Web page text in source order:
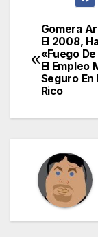
de
Gomera
El 2008,
«Fuego
El Empleo
Seguro
Rico